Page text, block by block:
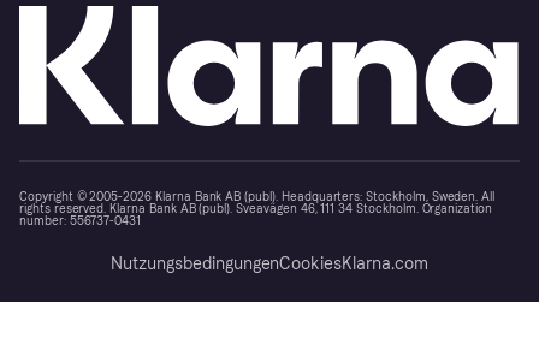
Copyright © 2005-2026 Klarna Bank AB (publ). Headquarters: Stockholm, Sweden. All
rights reserved. Klarna Bank AB (publ). Sveavägen 46, 111 34 Stockholm. Organization
number: 556737-0431
NutzungsbedingungenCookiesKlarna.com